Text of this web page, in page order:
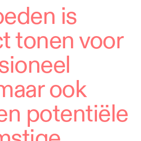
is
tonen voor
ook
potentiële